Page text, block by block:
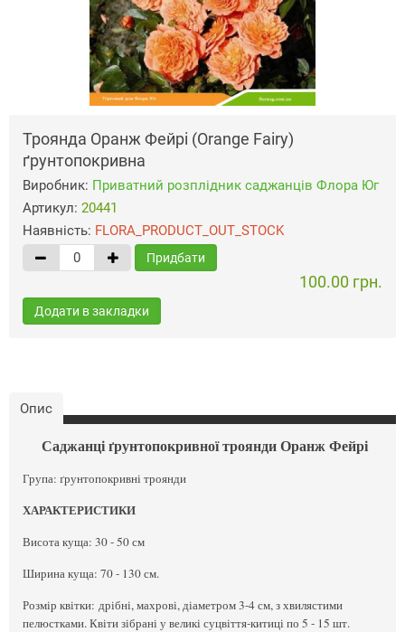
Троянда Оранж Фейрі (Orange Fairy)
ґрунтопокривна
Виробник: Приватний розплідник саджанців Флора Юг
Артикул: 20441
Наявність: FLORA_PRODUCT_OUT_STOCK
Придбати
100.00 грн.
Додати в закладки
Опис
Саджанці ґрунтопокривної троянди Оранж Фейрі
Група: ґрунтопокривні троянди
ХАРАКТЕРИСТИКИ
Висота куща: 30 - 50 см
Ширина куща: 70 - 130 см.
Розмір квітки: дрібні, махрові, діаметром 3-4 см, з хвилястими
пелюстками. Квіти зібрані у великі суцвіття-китиці по 5 - 15 шт.